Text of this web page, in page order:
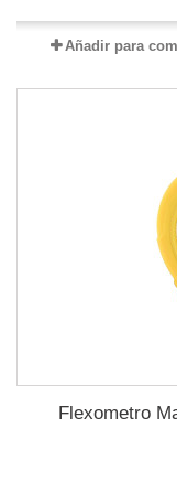
Añadir para
Flexometro